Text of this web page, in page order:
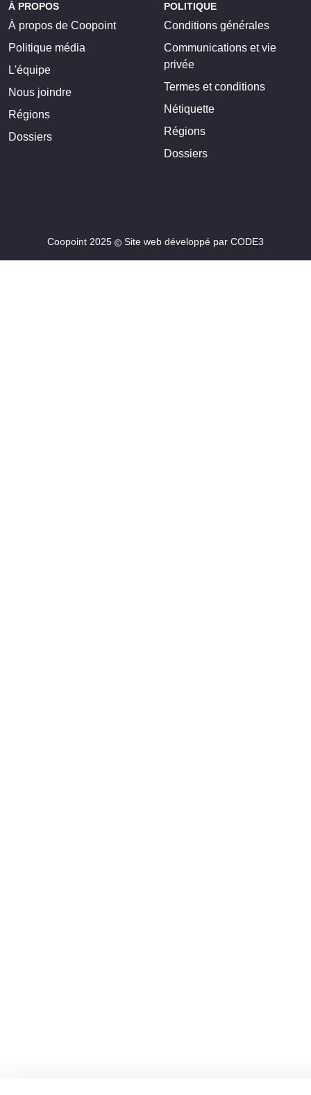
À PROPOS
À propos de Coopoint
Politique média
L'équipe
Nous joindre
Régions
Dossiers
POLITIQUE
Conditions générales
Communications et vie
privée
Termes et conditions
Nétiquette
Régions
Dossiers
Coopoint 2025 Site web développé par CODE3